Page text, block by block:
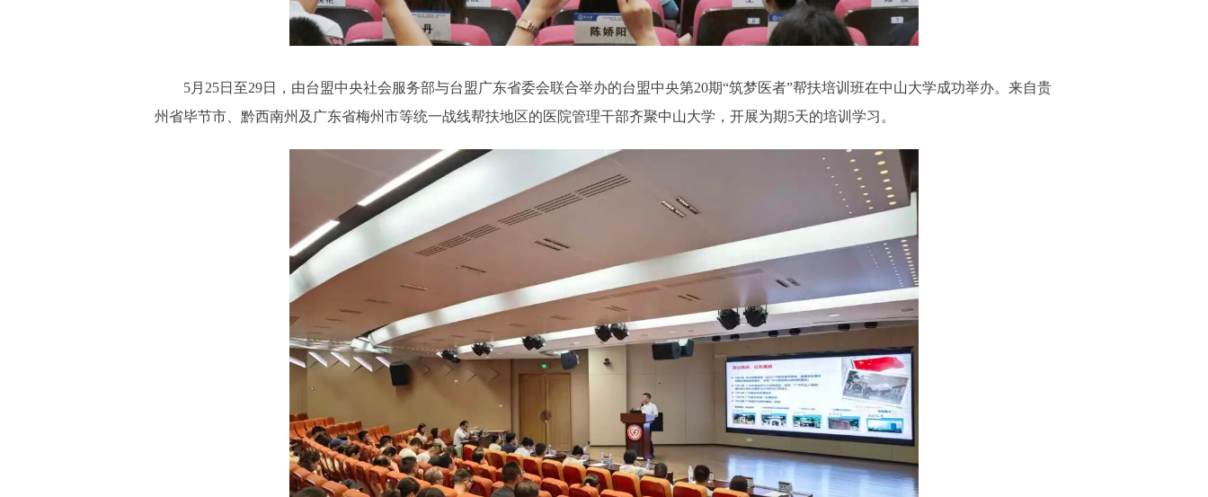
5月25日至29日，由台盟中央社会服务部与台盟广东省委会联合举办的台盟中央第20期“筑梦医者”帮扶培训班在中山大学成功举办。来自贵
州省毕节市、黔西南州及广东省梅州市等统一战线帮扶地区的医院管理干部齐聚中山大学，开展为期5天的培训学习。